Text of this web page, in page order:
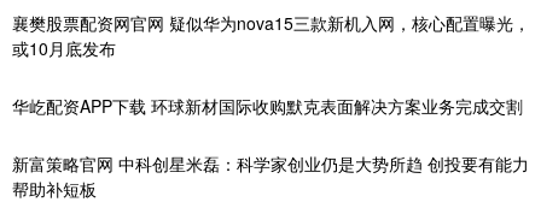
襄樊股票配资网官网 疑似华为nova15三款新机入网，核心配置曝光，
或10月底发布
华屹配资APP下载 环球新材国际收购默克表面解决方案业务完成交割
新富策略官网 中科创星米磊：科学家创业仍是大势所趋 创投要有能力
帮助补短板